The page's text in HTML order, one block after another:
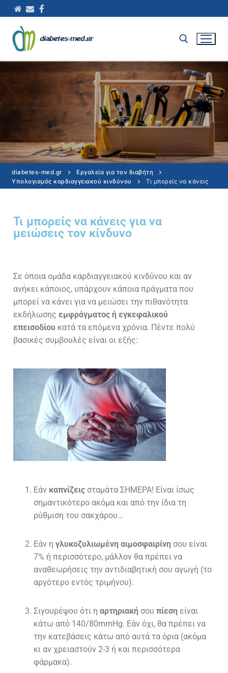
diabetes-med.gr
Εργαλεία για τον διαβήτη
Υπολογισμός καρδιαγγειακού κινδύνου
Τι μπορείς να κάνεις
Τι μπορείς να κάνεις για να
μειώσεις τον κίνδυνο
Σε όποια ομάδα καρδιαγγειακού κινδύνου και αν
ανήκει κάποιος, υπάρχουν κάποια πράγματα που
μπορεί να κάνει για να μειώσει την πιθανότητα
εκδήλωσης εμφράγματος ή εγκεφαλικού
επεισοδίου κατά τα επόμενα χρόνια. Πέντε πολύ
βασικές συμβουλές είναι οι εξής:
Εάν καπνίζεις σταμάτα ΣΗΜΕΡΑ! Είναι ίσως
σημαντικότερο ακόμα και από την ίδια τη
ρύθμιση του σακχάρου…
Εάν η γλυκοζυλιωμένη αιμοσφαιρίνη σου είναι
7% ή περισσότερο, μάλλον θα πρέπει να
αναθεωρήσεις την αντιδιαβητική σου αγωγή (το
αργότερο εντός τριμήνου).
Σιγουρέψου ότι η αρτηριακή σου πίεση είναι
κάτω από 140/80mmHg. Εάν όχι, θα πρέπει να
την κατεβάσεις κάτω από αυτά τα όρια (ακόμα
κι αν χρειαστούν 2-3 ή και περισσότερα
φάρμακα).